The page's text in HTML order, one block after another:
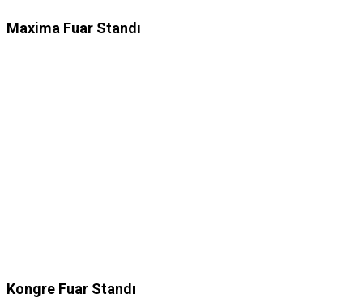
Maxima Fuar Standı
Kongre Fuar Standı